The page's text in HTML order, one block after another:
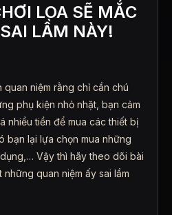
LOA SẼ MẮC
LẦM NÀY!
niệm rằng chỉ cần chú
phụ kiện nhỏ nhặt, bạn cảm
nhiều tiền để mua các thiết bị
bạn lại lựa chọn mua những
Vậy thì hãy theo dõi bài
quan niệm ấy sai lầm